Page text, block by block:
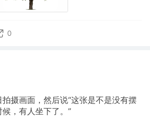
0
摄画面，然后说“这张是不是没有摆
，有人坐下了。”